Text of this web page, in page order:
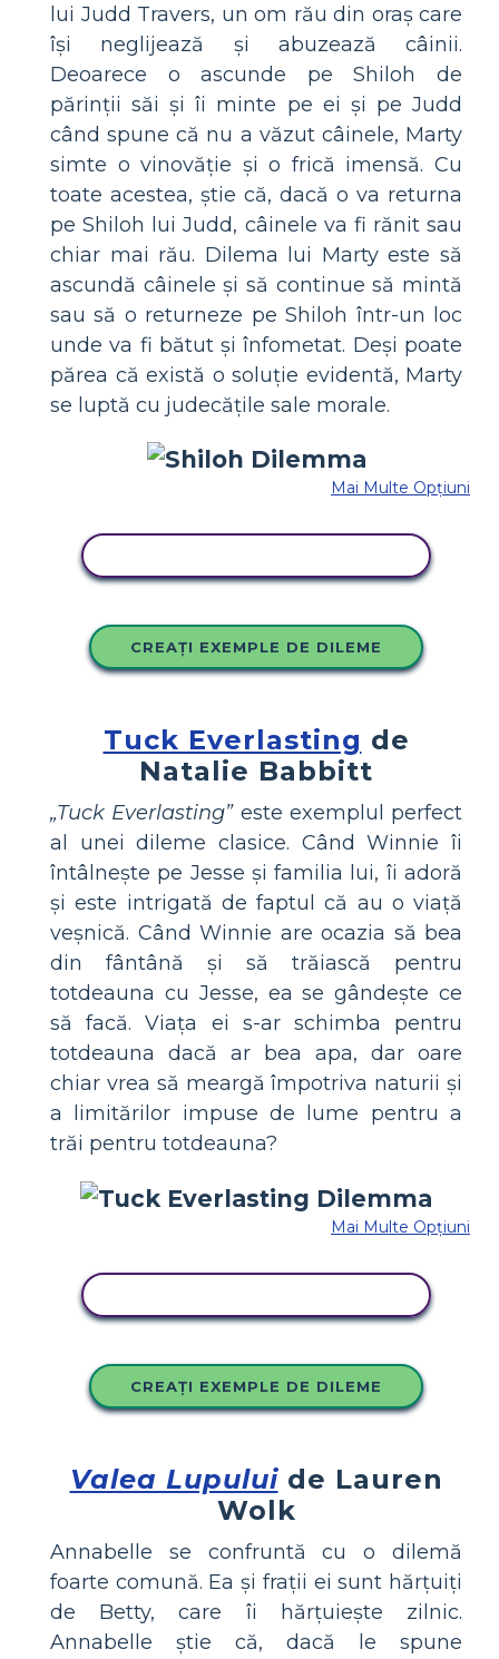
lui Judd Travers, un om rău din oraș care
își neglijează și abuzează câinii.
Deoarece o ascunde pe Shiloh de
părinții săi și îi minte pe ei și pe Judd
când spune că nu a văzut câinele, Marty
simte o vinovăție și o frică imensă. Cu
toate acestea, știe că, dacă o va returna
pe Shiloh lui Judd, câinele va fi rănit sau
chiar mai rău. Dilema lui Marty este să
ascundă câinele și să continue să mintă
sau să o returneze pe Shiloh într-un loc
unde va fi bătut și înfometat. Deși poate
părea că există o soluție evidentă, Marty
se luptă cu judecățile sale morale.
Mai Multe Opțiuni
CREAȚI EXEMPLE DE DILEME
Tuck Everlasting de
Natalie Babbitt
„Tuck Everlasting”este exemplul perfect
al unei dileme clasice. Când Winnie îi
întâlnește pe Jesse și familia lui, îi adoră
și este intrigată de faptul că au o viață
veșnică. Când Winnie are ocazia să bea
din fântână și să trăiască pentru
totdeauna cu Jesse, ea se gândește ce
să facă. Viața ei s-ar schimba pentru
totdeauna dacă ar bea apa, dar oare
chiar vrea să meargă împotriva naturii și
a limitărilor impuse de lume pentru a
trăi pentru totdeauna?
Mai Multe Opțiuni
CREAȚI EXEMPLE DE DILEME
Valea Lupuluide Lauren
Wolk
Annabelle se confruntă cu o dilemă
foarte comună. Ea și frații ei sunt hărțuiți
de Betty, care îi hărțuiește zilnic.
Annabelle știe că, dacă le spune